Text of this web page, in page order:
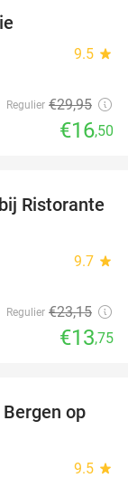
9.5 star
Regulier €29,95
€16,50
41%
Ristorante
9.7 star
Regulier €23,15
€13,75
50%
op
9.5 star